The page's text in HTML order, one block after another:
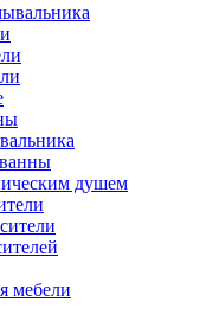
душем
мебели